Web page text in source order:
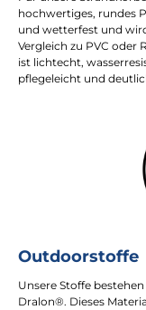
hochwertiges, rundes
und wetterfest und
Vergleich zu PVC oder
ist lichtecht,
pflegeleicht und
Outdoorstoffe
Unsere Stoffe
Dralon®. Dieses